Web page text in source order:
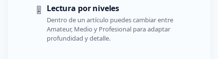
🎚️ Lectura por niveles
Dentro de un artículo puedes cambiar entre
Amateur, Medio y Profesional para adaptar
profundidad y detalle.